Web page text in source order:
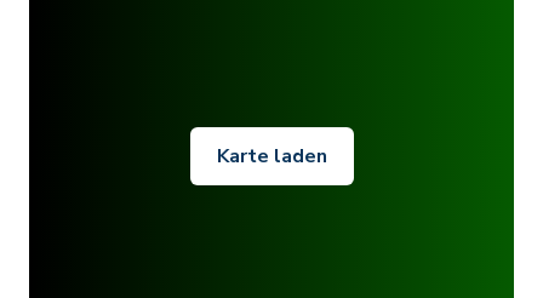
Karte laden